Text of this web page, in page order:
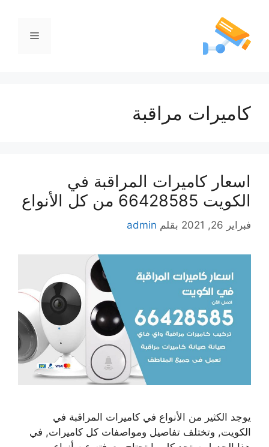
كاميرات مراقبة
اسعار كاميرات المراقبة في
الكويت 66428585 من كل الأنواع
فبراير 26, 2021 بقلم admin
يوجد الكثير من الأنواع في كاميرات المراقبة في
الكويت, وتختلف تفاصيل ومواصفات كل كاميرات, في